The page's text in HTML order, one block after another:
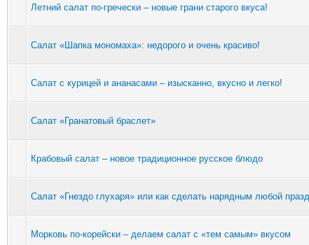
Летний салат по-гречески – новые грани старого вкуса!
Салат «Шапка мономаха»: недорого и очень красиво!
Салат с курицей и ананасами – изысканно, вкусно и легко!
Салат «Гранатовый браслет»
Крабовый салат – новое традиционное русское блюдо
Салат «Гнездо глухаря» или как сделать нарядным любой
Морковь по-корейски – делаем салат с «тем самым» вкусом